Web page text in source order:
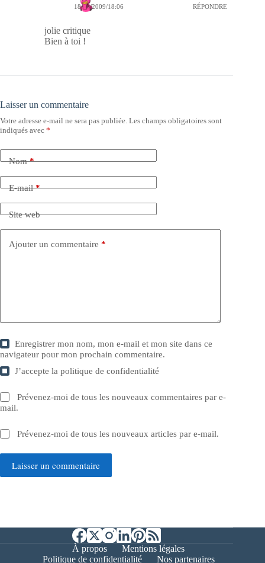
18/12/2009/18:06 RÉPONDRE
jolie critique
Bien à toi !
Laisser un commentaire
Votre adresse e-mail ne sera pas publiée. Les champs obligatoires sont
indiqués avec *
Nom*
E-mail*
Site web
Ajouter un commentaire *
Enregistrer mon nom, mon e-mail et mon site dans ce
navigateur pour mon prochain commentaire.
J’accepte lapolitique de confidentialité
Prévenez-moi de tous les nouveaux commentaires par e-
mail.
Prévenez-moi de tous les nouveaux articles par e-mail.
Laisser un commentaire
À propos
Mentions légales
Politique de confidentialité
Nos partenaires